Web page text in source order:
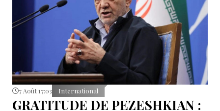
7 Août 17:03 International
GRATITUDE DE PEZESHKIAN :